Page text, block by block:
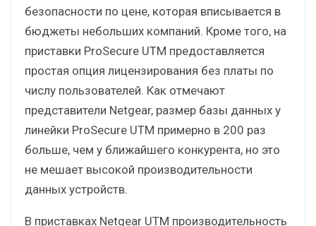
безопасности по цене, которая вписывается в
бюджеты небольших компаний. Кроме того, на
приставки ProSecure UTM предоставляется
простая опция лицензирования без платы по
числу пользователей. Как отмечают
представители Netgear, размер базы данных у
линейки ProSecure UTM примерно в 200 раз
больше, чем у ближайшего конкурента, но это
не мешает высокой производительности
данных устройств.
В приставках Netgear UTM производительность